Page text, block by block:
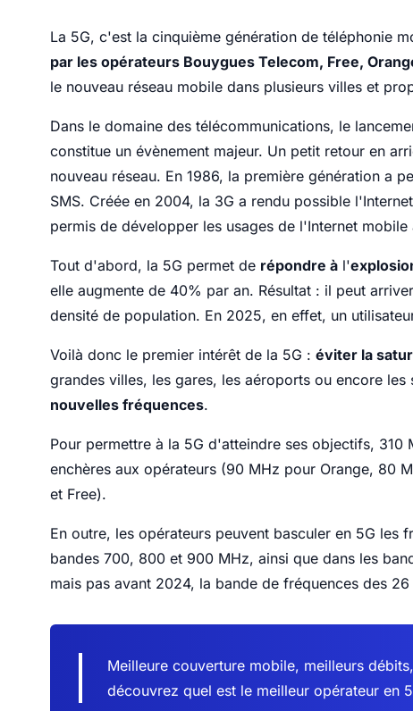
La 5G, c'est la cinquième génération de téléphonie
par les opérateurs Bouygues Telecom, Free,
le nouveau réseau mobile dans plusieurs villes et
Dans le domaine des télécommunications, le
constitue un évènement majeur. Un petit retour en
nouveau réseau. En 1986, la première génération a
SMS. Créée en 2004, la 3G a rendu possible
permis de développer les usages de l'Internet
Tout d'abord, la 5G permet de répondre à l'
elle augmente de 40% par an. Résultat : il peut
densité de population. En 2025, en effet, un
Voilà donc le premier intérêt de la 5G : éviter la
grandes villes, les gares, les aéroports ou encore
nouvelles fréquences.
Pour permettre à la 5G d'atteindre ses objectifs, 310
enchères aux opérateurs (90 MHz pour Orange, 80
et Free).
En outre, les opérateurs peuvent basculer en 5G
bandes 700, 800 et 900 MHz, ainsi que dans les
mais pas avant 2024, la bande de fréquences des
Meilleure couverture mobile, meilleurs
découvrez quel est le meilleur opérateur en